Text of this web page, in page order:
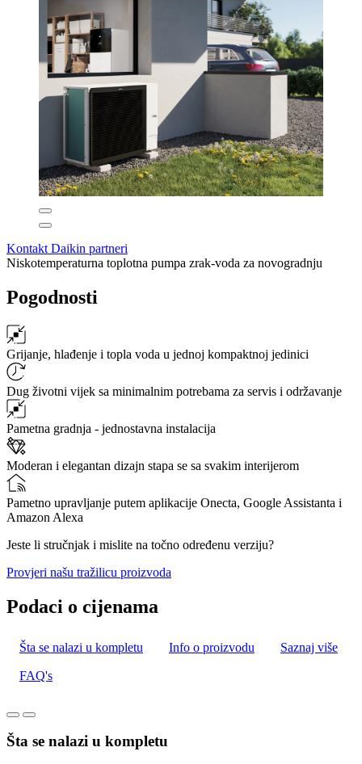
Kontakt Daikin partneri
Niskotemperaturna toplotna pumpa zrak-voda za novogradnju
Pogodnosti
Grijanje, hlađenje i topla voda u jednoj kompaktnoj jedinici
Dug životni vijek sa minimalnim potrebama za servis i održavanje
Pametna gradnja - jednostavna instalacija
Moderan i elegantan dizajn stapa se sa svakim interijerom
Pametno upravljanje putem aplikacije Onecta, Google Assistanta i
Amazon Alexa
Jeste li stručnjak i mislite na točno određenu verziju?
Provjeri našu tražilicu proizvoda
Podaci o cijenama
Šta se nalazi u kompletu Info o proizvodu Saznaj više
FAQ's
Šta se nalazi u kompletu